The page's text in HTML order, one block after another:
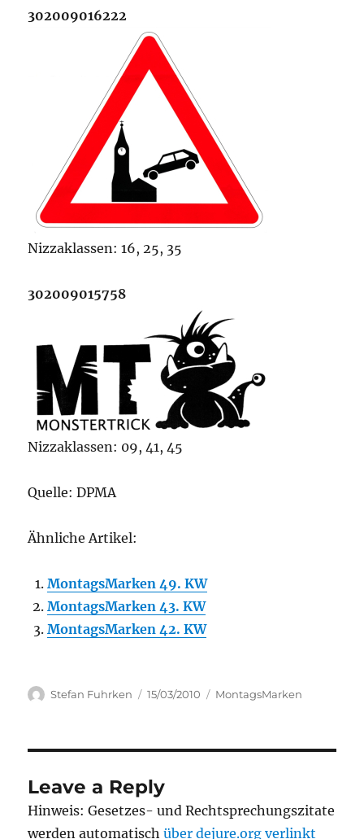
302009016222
Nizzaklassen: 16, 25, 35
302009015758
Nizzaklassen: 09, 41, 45
Quelle: DPMA
Ähnliche Artikel:
MontagsMarken 49. KW
MontagsMarken 43. KW
MontagsMarken 42. KW
Author
Stefan Fuhrken
Posted
15/03/2010 Categories
MontagsMarken
Leave a Reply
Hinweis: Gesetzes- und Rechtsprechungszitate
werden automatischüber dejure.org verlinkt